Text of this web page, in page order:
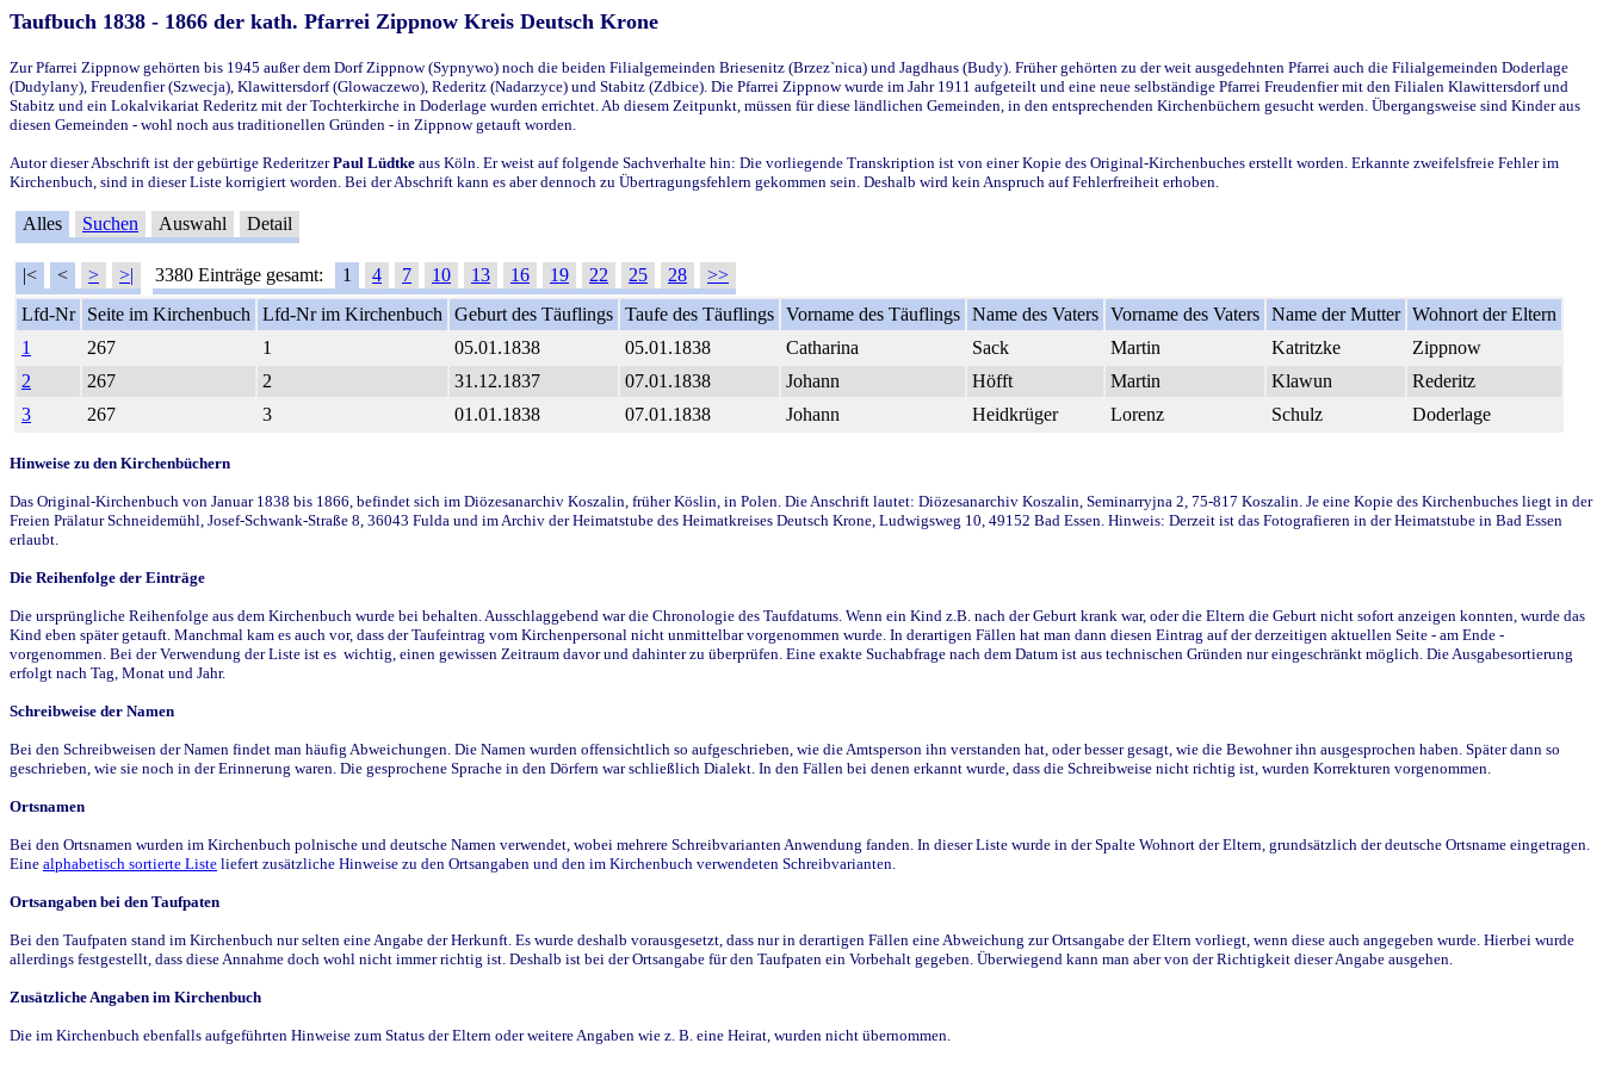
Taufbuch 1838 - 1866 der kath. Pfarrei Zippnow Kreis Deutsch Krone
Zur Pfarrei Zippnow gehörten bis 1945 außer dem Dorf Zippnow (Sypnywo) noch die beiden Filialgemeinden Briesenitz (Brzez`nica) und Jagdhaus (Budy). Früher gehörten zu der weit ausgedehnten Pfarrei auch die Filialgemeinden Doderlage
(Dudylany), Freudenfier (Szwecja), Klawittersdorf (Glowaczewo), Rederitz (Nadarzyce) und Stabitz (Zdbice). Die Pfarrei Zippnow wurde im Jahr 1911 aufgeteilt und eine neue selbständige Pfarrei Freudenfier mit den Filialen Klawittersdorf und
Stabitz und ein Lokalvikariat Rederitz mit der Tochterkirche in Doderlage wurden errichtet. Ab diesem Zeitpunkt, müssen für diese ländlichen Gemeinden, in den entsprechenden Kirchenbüchern gesucht werden. Übergangsweise sind Kinder aus
diesen Gemeinden - wohl noch aus traditionellen Gründen - in Zippnow getauft worden.
Autor dieser Abschrift ist der gebürtige RederitzerPaul Lüdtke aus Köln. Er weist auf folgende Sachverhalte hin: Die vorliegende Transkription ist von einer Kopie des Original-Kirchenbuches erstellt worden. Erkannte zweifelsfreie Fehler im
Kirchenbuch, sind in dieser Liste korrigiert worden. Bei der Abschrift kann es aber dennoch zu Übertragungsfehlern gekommen sein. Deshalb wird kein Anspruch auf Fehlerfreiheit erhoben.
Alles Suchen Auswahl Detail
|< < > >| 3380 Einträge gesamt: 1 4 7 10 13 16 19 22 25 28
>>
Lfd-Nr
Seite im Kirchenbuch Lfd-Nr im Kirchenbuch Geburt des Täuflings Taufe des Täuflings Vorname des Täuflings Name des Vaters Vorname des Vaters Name der Mutter Wohnort der Eltern
1
267 1 05.01.1838 05.01.1838 Catharina Sack Martin Katritzke
Zippnow
2
267 2 31.12.1837 07.01.1838 Johann Höfft Martin Klawun
Rederitz
3
267 3 01.01.1838 07.01.1838 Johann Heidkrüger Lorenz Schulz Doderlage
Hinweise zu den Kirchenbüchern
Das Original-Kirchenbuch von Januar 1838 bis 1866, befindet sich im Diözesanarchiv Koszalin, früher Köslin, in Polen. Die Anschrift lautet: Diözesanarchiv Koszalin, Seminarryjna 2, 75-817 Koszalin. Je eine Kopie des Kirchenbuches liegt in der
Freien Prälatur Schneidemühl, Josef-Schwank-Straße 8, 36043 Fulda und im Archiv der Heimatstube des Heimatkreises Deutsch Krone, Ludwigsweg 10, 49152 Bad Essen. Hinweis: Derzeit ist das Fotografieren in der Heimatstube in Bad Essen
erlaubt.
Die Reihenfolge der Einträge
Die ursprüngliche Reihenfolge aus dem Kirchenbuch wurde bei behalten. Ausschlaggebend war die Chronologie des Taufdatums. Wenn ein Kind z.B. nach der Geburt krank war, oder die Eltern die Geburt nicht sofort anzeigen konnten, wurde das
Kind eben später getauft. Manchmal kam es auch vor, dass der Taufeintrag vom Kirchenpersonal nicht unmittelbar vorgenommen wurde. In derartigen Fällen hat man dann diesen Eintrag auf der derzeitigen aktuellen Seite - am Ende -
vorgenommen. Bei der Verwendung der Liste ist es wichtig, einen gewissen Zeitraum davor und dahinter zu überprüfen. Eine exakte Suchabfrage nach dem Datum ist aus technischen Gründen nur eingeschränkt möglich. Die Ausgabesortierung
erfolgt nach Tag, Monat und Jahr.
Schreibweise der Namen
Bei den Schreibweisen der Namen findet man häufig Abweichungen. Die Namen wurden offensichtlich so aufgeschrieben, wie die Amtsperson ihn verstanden hat, oder besser gesagt, wie die Bewohner ihn ausgesprochen haben. Später dann so
geschrieben, wie sie noch in der Erinnerung waren. Die gesprochene Sprache in den Dörfern war schließlich Dialekt. In den Fällen bei denen erkannt wurde, dass die Schreibweise nicht richtig ist, wurden Korrekturen vorgenommen.
Ortsnamen
Bei den Ortsnamen wurden im Kirchenbuch polnische und deutsche Namen verwendet, wobei mehrere Schreibvarianten Anwendung fanden. In dieser Liste wurde in der Spalte Wohnort der Eltern, grundsätzlich der deutsche Ortsname eingetragen.
Eine alphabetisch sortierte Liste liefert zusätzliche Hinweise zu den Ortsangaben und den im Kirchenbuch verwendeten Schreibvarianten.
Ortsangaben bei den Taufpaten
Bei den Taufpaten stand im Kirchenbuch nur selten eine Angabe der Herkunft. Es wurde deshalb vorausgesetzt, dass nur in derartigen Fällen eine Abweichung zur Ortsangabe der Eltern vorliegt, wenn diese auch angegeben wurde. Hierbei wurde
allerdings festgestellt, dass diese Annahme doch wohl nicht immer richtig ist. Deshalb ist bei der Ortsangabe für den Taufpaten ein Vorbehalt gegeben. Überwiegend kann man aber von der Richtigkeit dieser Angabe ausgehen.
Zusätzliche Angaben im Kirchenbuch
Die im Kirchenbuch ebenfalls aufgeführten Hinweise zum Status der Eltern oder weitere Angaben wie z. B. eine Heirat, wurden nicht übernommen.